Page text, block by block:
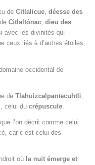
de Citlalicue, déesse des
Citlaltónac, dieu des
avec les divinités qui
ceux liés à d’autres étoiles,
occidental de
de Tlahuizcalpantecuhtli
, celui du crépuscule
l’on décrit comme celui
car c’est celui des
où la nuit émerge et